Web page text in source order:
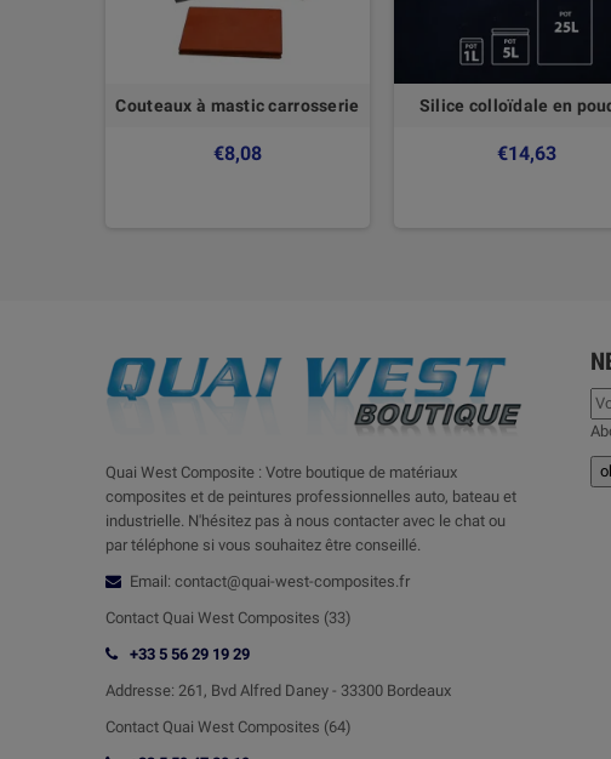
Couteaux à mastic carrosserie
€8,08
Silice colloïdale en
€14,63
Quai West Composite : Votre boutique de matériaux
composites et de peintures professionnelles auto, bateau et
industrielle. N'hésitez pas à nous contacter avec le chat ou
par téléphone si vous souhaitez être conseillé.
Email: contact@quai-west-composites.fr
Contact Quai West Composites (33)
+33 5 56 29 19 29
Addresse: 261, Bvd Alfred Daney - 33300 Bordeaux
Contact Quai West Composites (64)